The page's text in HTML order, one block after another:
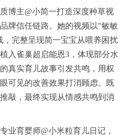
博主@小简一打造深度种草视
牌信任链路。她的视频以"敏敏
完整呈现简一宝宝从喂养困扰
入雀巢超启能恩3，体现部分水
真实育儿故事引发共鸣，用权
可见的改善效果打消顾虑。既
敲，最终实现从情感共鸣到消
业育婴师@小米粒育儿日记，